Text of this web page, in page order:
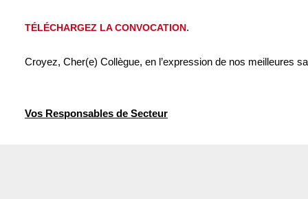
TÉLÉCHARGEZ LA CONVOCATION.
Croyez, Cher(e) Collègue, en l’expression de nos meilleures
Vos Responsables de Secteur